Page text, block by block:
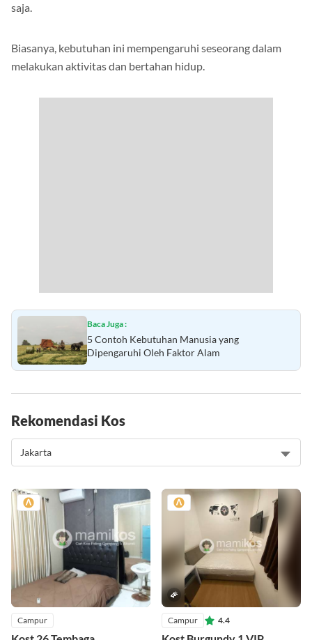
saja.
Biasanya, kebutuhan ini mempengaruhi seseorang dalam
melakukan aktivitas dan bertahan hidup.
Baca Juga :
5 Contoh Kebutuhan Manusia yang
Dipengaruhi Oleh Faktor Alam
Rekomendasi Kos
Campur Campur 4.4